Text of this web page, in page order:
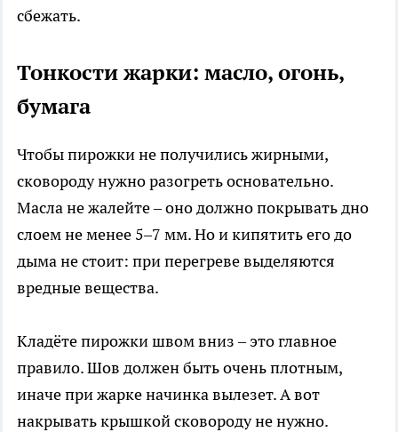
сбежать.
Тонкости жарки: масло, огонь,
бумага
Чтобы пирожки не получились жирными,
сковороду нужно разогреть основательно.
Масла не жалейте – оно должно покрывать дно
слоем не менее 5–7 мм. Но и кипятить его до
дыма не стоит: при перегреве выделяются
вредные вещества.
Кладёте пирожки швом вниз – это главное
правило. Шов должен быть очень плотным,
иначе при жарке начинка вылезет. А вот
накрывать крышкой сковороду не нужно.